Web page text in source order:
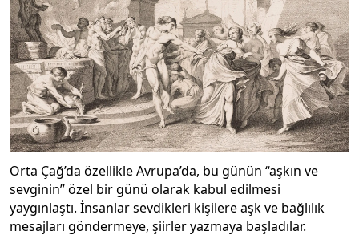
Orta Çağ’da özellikle Avrupa’da, bu günün “aşkın ve
sevginin” özel bir günü olarak kabul edilmesi
yaygınlaştı. İnsanlar sevdikleri kişilere aşk ve bağlılık
mesajları göndermeye, şiirler yazmaya başladılar.